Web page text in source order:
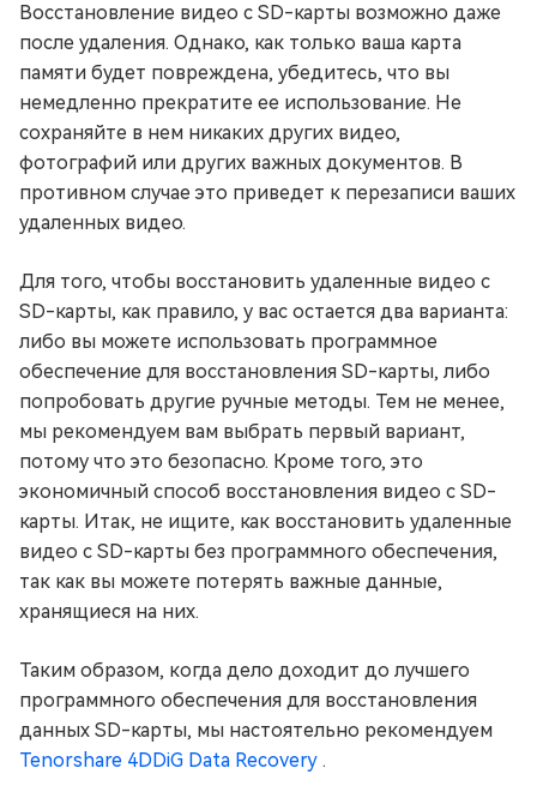
Восстановление видео с SD-карты возможно даже
после удаления. Однако, как только ваша карта
памяти будет повреждена, убедитесь, что вы
немедленно прекратите ее использование. Не
сохраняйте в нем никаких других видео,
фотографий или других важных документов. В
противном случае это приведет к перезаписи ваших
удаленных видео.
Для того, чтобы восстановить удаленные видео с
SD-карты, как правило, у вас остается два варианта:
либо вы можете использовать программное
обеспечение для восстановления SD-карты, либо
попробовать другие ручные методы. Тем не менее,
мы рекомендуем вам выбрать первый вариант,
потому что это безопасно. Кроме того, это
экономичный способ восстановления видео с SD-
карты. Итак, не ищите, как восстановить удаленные
видео с SD-карты без программного обеспечения,
так как вы можете потерять важные данные,
хранящиеся на них.
Таким образом, когда дело доходит до лучшего
программного обеспечения для восстановления
данных SD-карты, мы настоятельно рекомендуем
Tenorshare 4DDiG Data Recovery .